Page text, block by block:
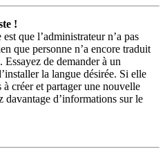
!
que l’administrateur n’a pas
que personne n’a encore traduit
de demander à un
la langue désirée. Si elle
à créer et partager une nouvelle
davantage d’informations sur le